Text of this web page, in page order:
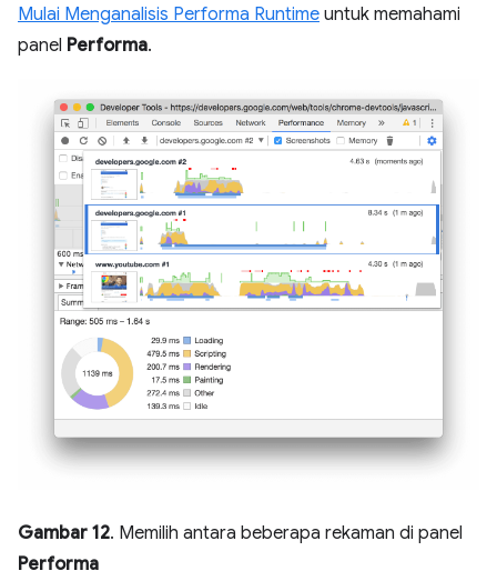
Mulai Menganalisis Performa Runtime untuk memahami
panel Performa.
Gambar 12. Memilih antara beberapa rekaman di panel
Performa